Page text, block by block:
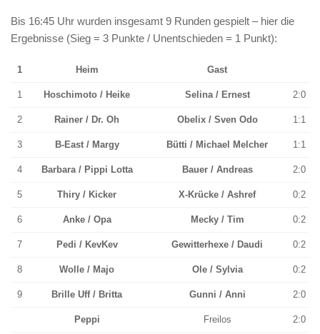
Bis 16:45 Uhr wurden insgesamt 9 Runden gespielt – hier die
Ergebnisse (Sieg = 3 Punkte / Unentschieden = 1 Punkt):
1 Heim Gast
1 Hoschimoto / Heike Selina / Ernest 2:0
2 Rainer / Dr. Oh Obelix / Sven Odo 1:1
3 B-East / Margy Bütti / Michael Melcher 1:1
4 Barbara / Pippi Lotta Bauer / Andreas 2:0
5 Thiry / Kicker X-Krücke / Ashref 0:2
6 Anke / Opa Mecky / Tim 0:2
7 Pedi / KevKev Gewitterhexe / Daudi 0:2
8 Wolle / Majo Ole / Sylvia 0:2
9 Brille Uff / Britta Gunni / Anni 2:0
Peppi Freilos 2:0